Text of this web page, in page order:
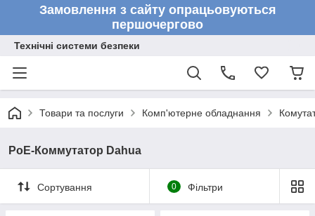
Замовлення з сайту опрацьовуються
першочергово
Технічні системи безпеки
Товари та послуги Комп'ютерне обладнання
PoE-Коммутатор Dahua
Сортування 0 Фільтри